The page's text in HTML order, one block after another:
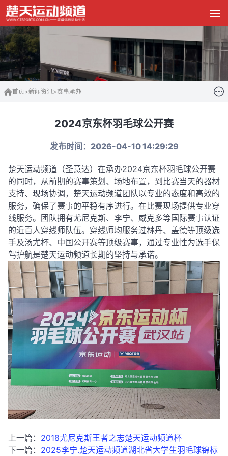
首页>新闻资讯>赛事承办
2024京东杯羽毛球公开赛
发布时间：2026-04-10 14:29:29
楚天运动频道（圣意达）在承办2024京东杯羽毛球公开赛
的同时， 从前期的赛事策划、场地布置，到比赛当天的器材
支持、现场协调，楚天运动频道团队以专业的态度和高效的
服务，确保了赛事的平稳有序进行。 在比赛现场提供专业穿
线服务。团队拥有尤尼克斯、李宁、威克多等国际赛事认证
的近百人穿线师队伍。穿线师均服务过林丹、盖德等顶级选
手及汤尤杯、中国公开赛等顶级赛事， 通过专业性为选手保
驾护航是楚天运动频道长期的坚持与承诺。
上一篇： 2018尤尼克斯王者之志楚天运动频道杯
下一篇： 2025李宁.楚天运动频道湖北省大学生羽毛球锦标